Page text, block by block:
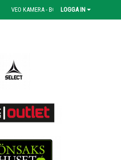
VEO KAMERA - BOKNINGLOGGA IN